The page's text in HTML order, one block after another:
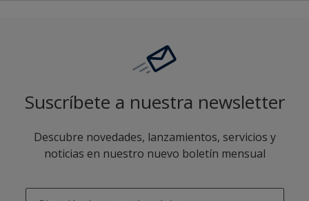
Suscríbete a nuestra newsletter
Descubre novedades, lanzamientos, servicios y
noticias en nuestro nuevo boletín mensual